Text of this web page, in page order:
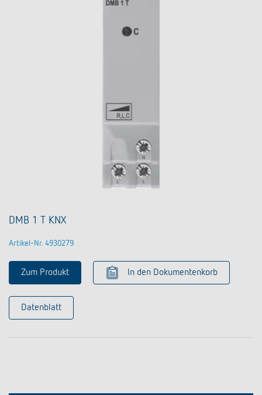
DMB 1 T KNX
Artikel-Nr. 4930279
Zum Produkt In den Dokumentenkorb
Datenblatt